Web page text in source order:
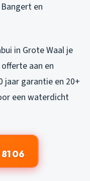
en
in Grote Waal je
aan en
jaar garantie en 20+
een waterdicht
06